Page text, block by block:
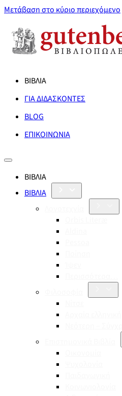
Μετάβαση στο κύριο περιεχόμενο
ΒΙΒΛΙΑ
ΓΙΑ ΔΙΔΑΣΚΟΝΤΕΣ
BLOG
ΕΠΙΚΟΙΝΩΝΙΑ
ΒΙΒΛΙΑ
ΒΙΒΛΙΑ